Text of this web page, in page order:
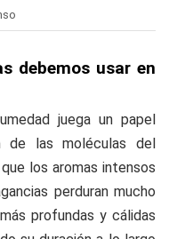
debemos usar en
juega un papel
de las moléculas del
los aromas intensos
perduran mucho
profundas y cálidas